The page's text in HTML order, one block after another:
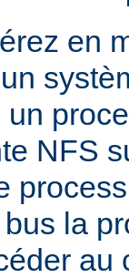
en
NFS
la
au